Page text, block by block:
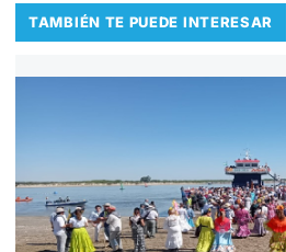
TAMBIÉN TE PUEDE INTERESAR